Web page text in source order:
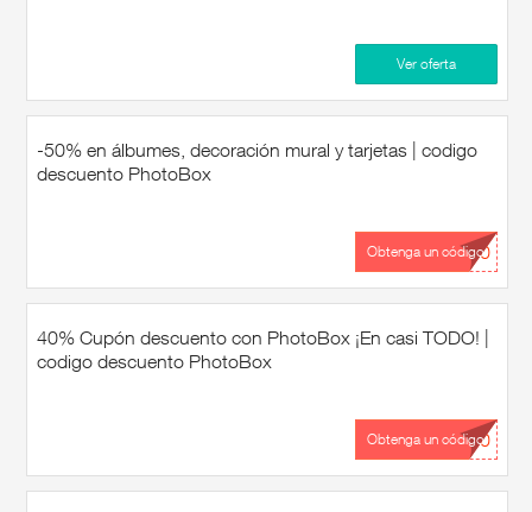
Ver oferta
-50% en álbumes, decoración mural y tarjetas | codigo
descuento PhotoBox
...50
Obtenga un código
40% Cupón descuento con PhotoBox ¡En casi TODO! |
codigo descuento PhotoBox
...40
Obtenga un código